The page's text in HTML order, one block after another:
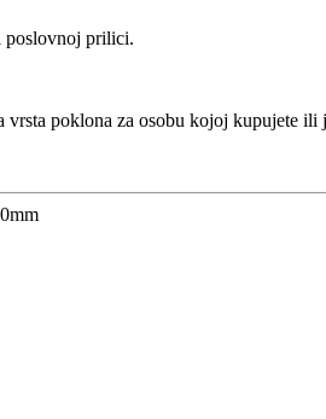
poslovnoj prilici.
poklona za osobu kojoj kupujete ili